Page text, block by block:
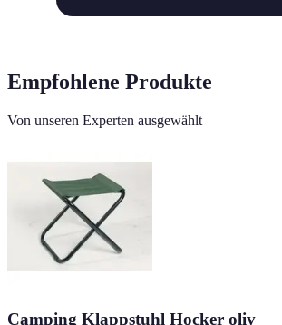
Empfohlene Produkte
Von unseren Experten ausgewählt
Camping Klappstuhl Hocker oliv